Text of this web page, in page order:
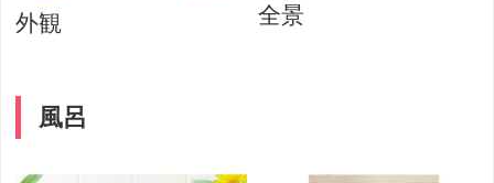
外観 全景
風呂